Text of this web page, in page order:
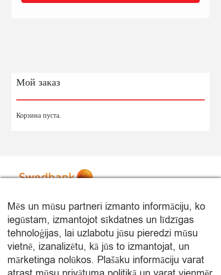
NŪJIŅAS
Мой заказ
Корзина пуста.
Mēs un mūsu partneri izmanto informāciju, ko
iegūstam, izmantojot sīkdatnes un līdzīgas
tehnoloģijas, lai uzlabotu jūsu pieredzi mūsu
vietnē, izanalizētu, kā jūs to izmantojat, un
mārketinga nolūkos. Plašāku informāciju varat